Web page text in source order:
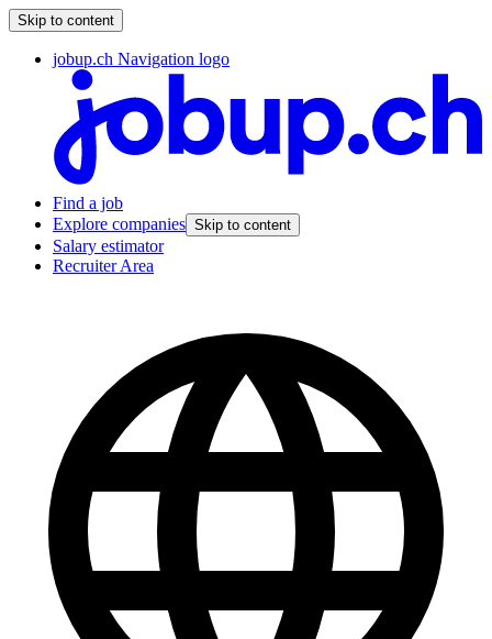
Skip to content
jobup.ch Navigation logo
Find a job
Explore companies Skip to content
Salary estimator
Recruiter Area